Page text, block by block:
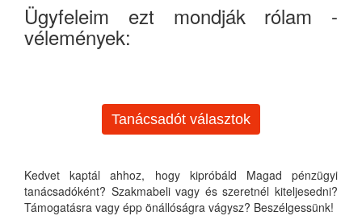
Ügyfeleim ezt mondják rólam -
vélemények:
Tanácsadót választok
Kedvet kaptál ahhoz, hogy kipróbáld Magad pénzügyi
tanácsadóként? Szakmabeli vagy és szeretnél kiteljesedni?
Támogatásra vagy épp önállóságra vágysz? Beszélgessünk!